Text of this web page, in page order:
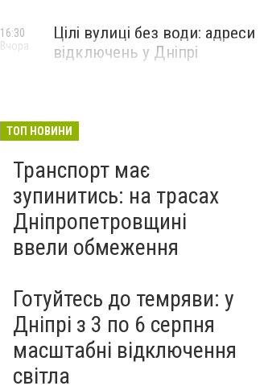
Цілі вулиці без води: адреси
відключень у Дніпрі
16:30
Вчора
ТОП НОВИНИ
Транспорт має
зупинитись: на трасах
Дніпропетровщині
ввели обмеження
Готуйтесь до темряви: у
Дніпрі з 3 по 6 серпня
масштабні відключення
світла